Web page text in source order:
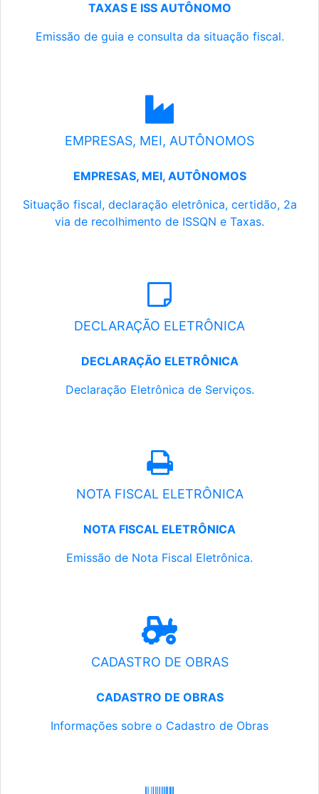
TAXAS E ISS AUTÔNOMO
Emissão de guia e consulta da situação fiscal.
EMPRESAS, MEI, AUTÔNOMOS
EMPRESAS, MEI, AUTÔNOMOS
Situação fiscal, declaração eletrônica, certidão, 2a
via de recolhimento de ISSQN e Taxas.
DECLARAÇÃO ELETRÔNICA
DECLARAÇÃO ELETRÔNICA
Declaração Eletrônica de Serviços.
NOTA FISCAL ELETRÔNICA
NOTA FISCAL ELETRÔNICA
Emissão de Nota Fiscal Eletrônica.
CADASTRO DE OBRAS
CADASTRO DE OBRAS
Informações sobre o Cadastro de Obras